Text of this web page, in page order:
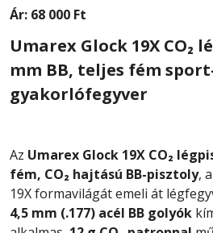
Ár: 68 000 Ft
Umarex Glock 19X CO₂
mm BB, teljes fém
gyakorlófegyver
Az Umarex Glock 19X CO₂
fém, CO₂ hajtású BB-pisztoly,
19X formavilágát emeli át
4,5 mm (.177) acél BB golyók